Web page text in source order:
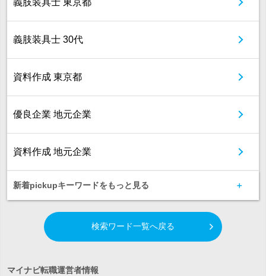
義肢装具士 東京都
義肢装具士 30代
資料作成 東京都
優良企業 地元企業
資料作成 地元企業
新着pickupキーワードをもっと見る
検索ワード一覧へ戻る
マイナビ転職運営者情報